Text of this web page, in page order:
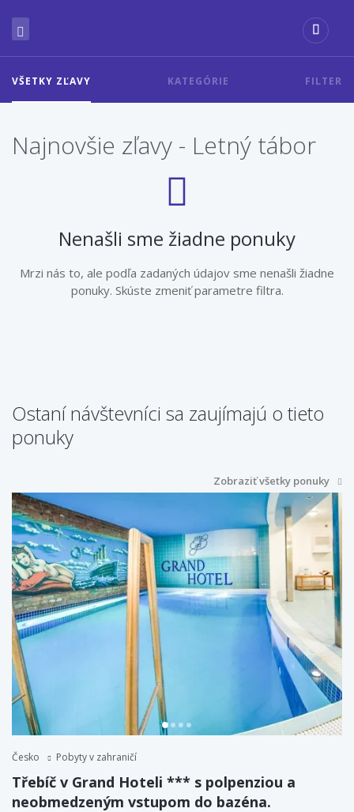
VŠETKY ZĽAVY KATEGÓRIE FILTER
Najnovšie zľavy - Letný tábor
Nenašli sme žiadne ponuky
Mrzi nás to, ale podľa zadaných údajov sme nenašli žiadne
ponuky. Skúste zmeniť parametre filtra.
Ostaní návštevníci sa zaujímajú o tieto
ponuky
Zobraziť všetky ponuky
Česko Pobyty v zahraničí
Třebíč v Grand Hoteli *** s polpenziou a
neobmedzeným vstupom do bazéna.